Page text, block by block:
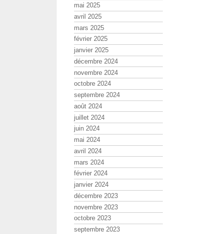
mai 2025
avril 2025
mars 2025
février 2025
janvier 2025
décembre 2024
novembre 2024
octobre 2024
septembre 2024
août 2024
juillet 2024
juin 2024
mai 2024
avril 2024
mars 2024
février 2024
janvier 2024
décembre 2023
novembre 2023
octobre 2023
septembre 2023